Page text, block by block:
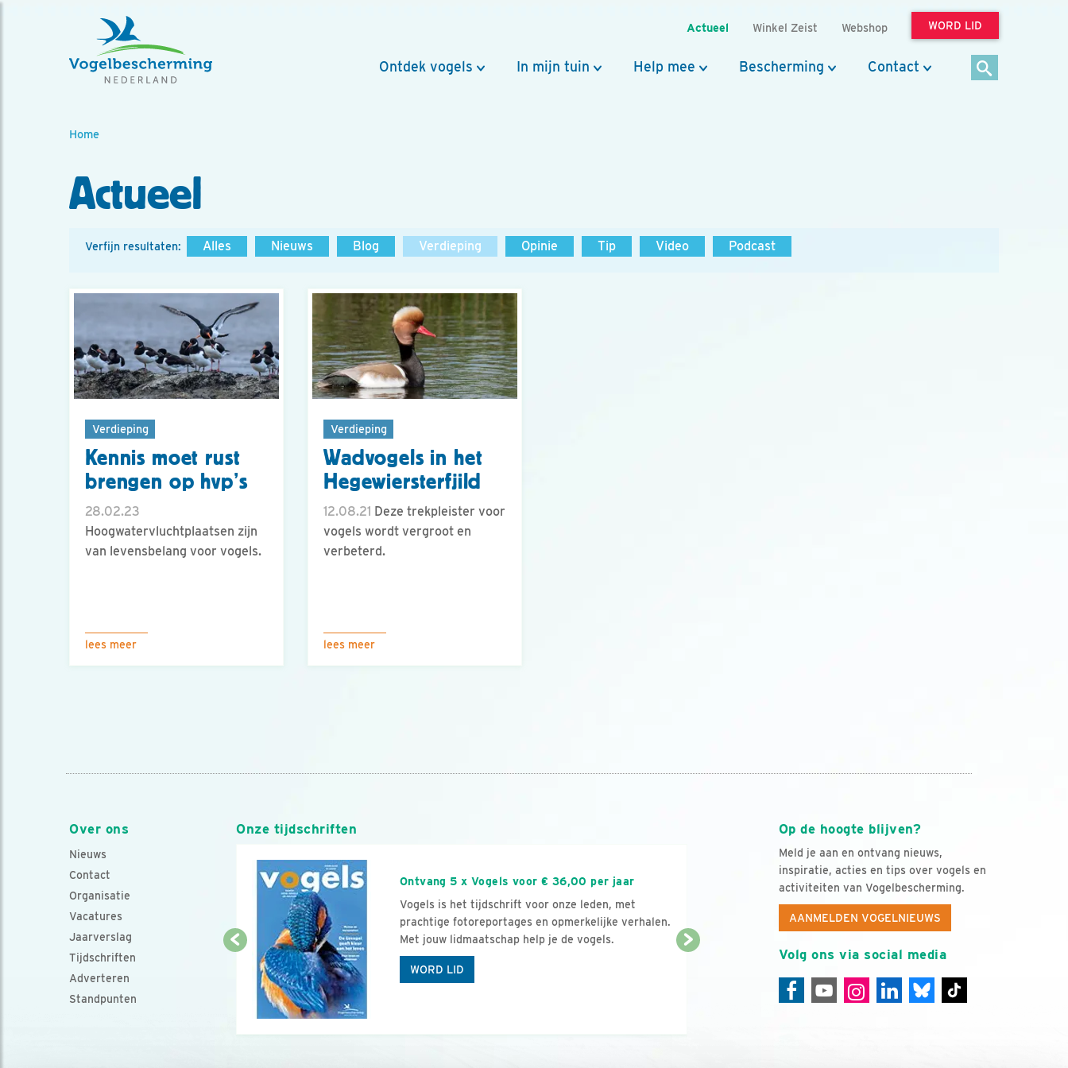
Actueel Winkel Zeist Webshop WORD LID
Ontdek vogels In mijn tuin Help mee Bescherming Contact
Home
Actueel
Verfijn resultaten: Alles Nieuws Blog Verdieping Opinie Tip Video Podcast
Verdieping
Kennis moet rust
brengen op hvp’s
28.02.23
Hoogwatervluchtplaatsen zijn
van levensbelang voor vogels.
lees meer
Verdieping
Wadvogels in het
Hegewiersterfjild
12.08.21 Deze trekpleister voor
vogels wordt vergroot en
verbeterd.
lees meer
Over ons
Nieuws
Contact
Organisatie
Vacatures
Jaarverslag
Tijdschriften
Adverteren
Standpunten
Op de hoogte blijven?
Meld je aan en ontvang nieuws,
inspiratie, acties en tips over vogels en
activiteiten van Vogelbescherming.
AANMELDEN VOGELNIEUWS
Volg ons via social media
Onze tijdschriften
Ontvang 5 x Vogels voor € 36,00 per jaar
Vogels is het tijdschrift voor onze leden, met
prachtige fotoreportages en opmerkelijke verhalen.
Met jouw lidmaatschap help je de vogels.
WORD LID